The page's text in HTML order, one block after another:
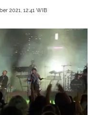
2021, 12:41 WIB